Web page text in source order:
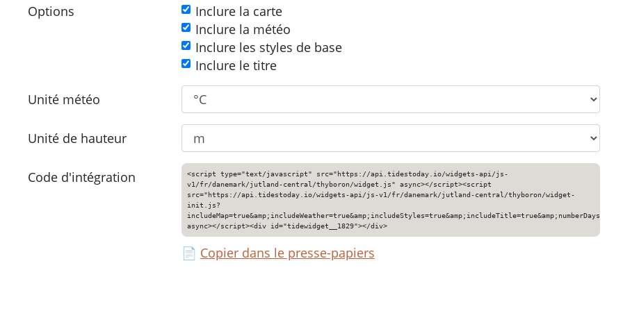
Options
Inclure la carte
Inclure la météo
Inclure les styles de base
Inclure le titre
Unité météo
Unité de hauteur
Code d'intégration
<script type="text/javascript" src="https://api.tidestoday.io/widgets-api/js-
v1/fr/danemark/jutland-central/thyboron/widget.js" async></script><script
src="https://api.tidestoday.io/widgets-api/js-v1/fr/danemark/jutland-central/thyboron/widget-
init.js?
async></script><div id="tidewidget__1829"></div>
📄 Copier dans le presse-papiers